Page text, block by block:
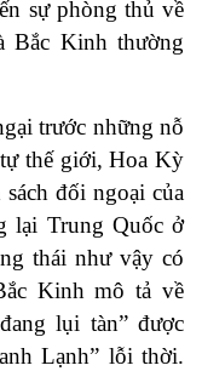
sự phòng thủ về
Bắc Kinh thường
trước những nỗ
thế giới, Hoa Kỳ
đối ngoại của
lại Trung Quốc ở
thái như vậy có
Kinh mô tả về
lụi tàn” được
Lạnh” lỗi thời.